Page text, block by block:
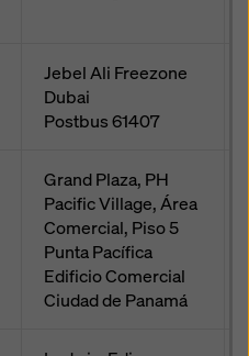
Jebel Ali Freezone
Dubai
Postbus61407
Grand Plaza, PH
Pacific Village, Área
Comercial, Piso 5
Punta Pacífica
Edificio Comercial
Ciudad de Panamá